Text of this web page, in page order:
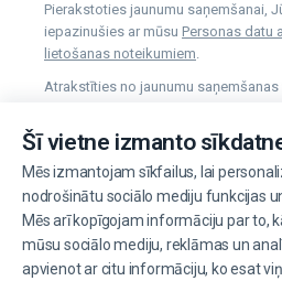
Šī vietne izmanto
Mēs izmantojam sīkfailus, lai
nodrošinātu sociālo mediju funkcijas
Mēs arī kopīgojam informāciju par to,
mūsu sociālo mediju, reklāmas un
apvienot ar citu informāciju, ko esat
Pierakstoties jaunumu saņemšanai,
iepazinušies ar mūsu Personas datu
lietošanas noteikumiem.
Atrakstīties no jaunumu
Pārvaldīt